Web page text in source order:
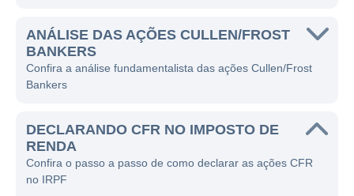
comunidade local.
O Frost Bank opera sob a filosofia de
oferecer uma ampla gama de serviços
segmentos de clientes, incluindo indivíduos,
pequenas e médias empresas e grandes
corporações. A instituição se destaca no
ANÁLISE DAS AÇÕES CULLEN/FROST
BANKERS
Confira a análise fundamentalista das ações Cullen/Frost
Bankers
DECLARANDO CFR NO IMPOSTO DE
RENDA
Confira o passo a passo de como declarar as ações CFR
no IRPF